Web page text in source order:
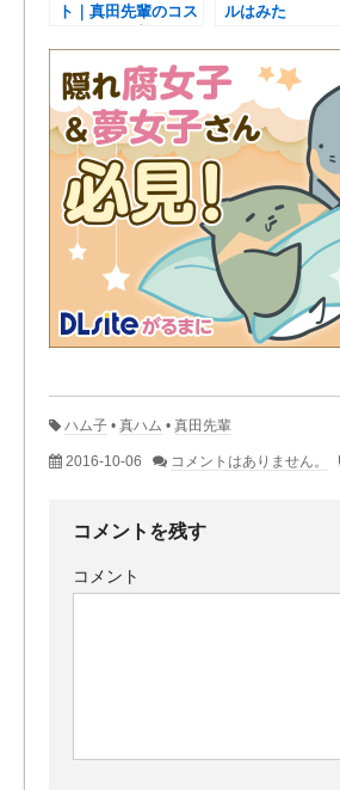
ト｜真田先輩のコス
子。
ルはみた
ハム子 • 真ハム • 真田先輩
2016-10-06 コメントはありません。
コメントを残す
コメント